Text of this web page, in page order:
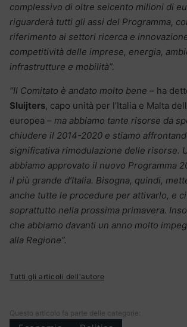
complessivo di oltre seicento milioni di
riguarderà tutti gli assi del Programma,
riferimento ai settori ricerca e
competitività delle imprese, energia,
infrastrutture e mobilità”.
“Il Comitato è andato molto bene – ha
Sluijters, capo unità per l’Italia e Malta
europea – ma abbiamo tante risorse da
chiudere il 2014-2020 e stiamo
significativa rimodulazione delle risorse.
abbiamo approvato il nuovo Programma
il più grande d’Italia. Bisogna, quindi,
anche tutte le procedure per attivarlo, e
soprattutto nella prossima primavera.
che abbiamo davanti un anno molto
alla Regione”.
Tutti gli articoli dell'autore
Questo articolo fa parte delle categorie: